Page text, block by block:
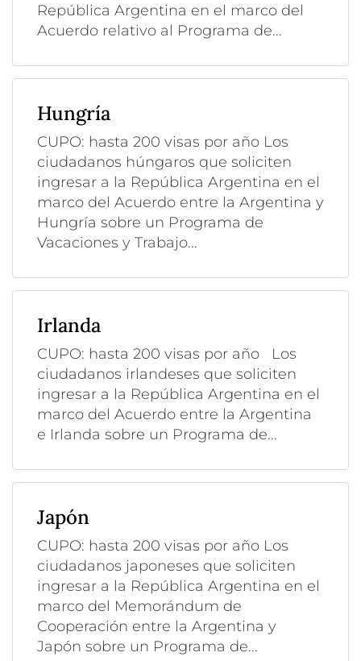
República Argentina en el marco del
Acuerdo relativo al Programa de...
Hungría
CUPO: hasta 200 visas por año Los
ciudadanos húngaros que soliciten
ingresar a la República Argentina en el
marco del Acuerdo entre la Argentina y
Hungría sobre un Programa de
Vacaciones y Trabajo...
Irlanda
CUPO: hasta 200 visas por año Los
ciudadanos irlandeses que soliciten
ingresar a la República Argentina en el
marco del Acuerdo entre la Argentina
e Irlanda sobre un Programa de...
Japón
CUPO: hasta 200 visas por año Los
ciudadanos japoneses que soliciten
ingresar a la República Argentina en el
marco del Memorándum de
Cooperación entre la Argentina y
Japón sobre un Programa de...